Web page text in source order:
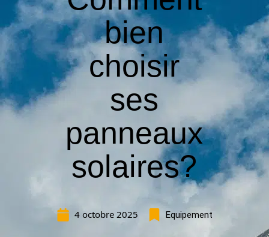
bien
choisir
ses
panneaux
solaires?
4 octobre 2025 Equipement